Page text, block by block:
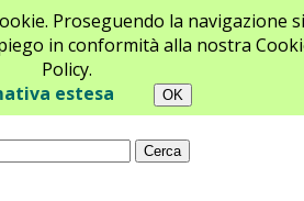
Proseguendo la navigazione si
in conformità alla nostra
Policy.
estesa
Newsletter Contatti